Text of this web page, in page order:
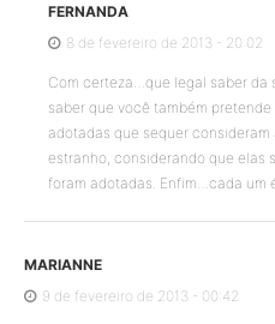
FERNANDA
8 de fevereiro de 2013 - 20:02
Com certeza…que legal saber da
saber que você também
adotadas que sequer
estranho, considerando que elas
foram adotadas. Enfim…cada um
MARIANNE
9 de fevereiro de 2013 - 00:42